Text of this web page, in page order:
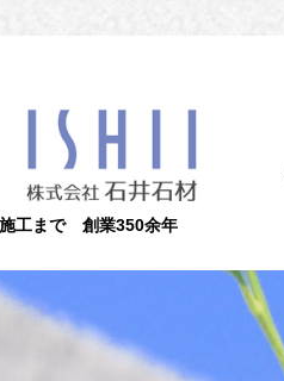
工まで 創業350余年